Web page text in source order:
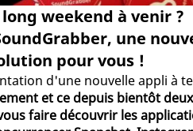
weekend à venir ?
une
pour vous !
d'une nouvelle appli à
et ce depuis bientôt
faire découvrir les